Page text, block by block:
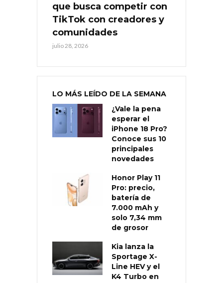
que busca competir con
TikTok con creadores y
comunidades
julio 28, 2026
LO MÁS LEÍDO DE LA SEMANA
¿Vale la pena
esperar el
iPhone 18 Pro?
Conoce sus 10
principales
novedades
Honor Play 11
Pro: precio,
batería de
7.000 mAh y
solo 7,34 mm
de grosor
Kia lanza la
Sportage X-
Line HEV y el
K4 Turbo en